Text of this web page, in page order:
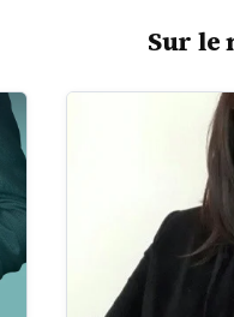
Sur le